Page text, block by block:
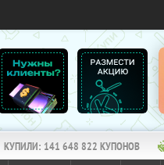
КУПИЛИ: 141 648 822 КУПОНОВ